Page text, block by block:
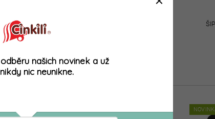
22G ŠIPKY STEEL MISSION KINSUJI 95% 24G
našich novinek a už
nic neunikne.